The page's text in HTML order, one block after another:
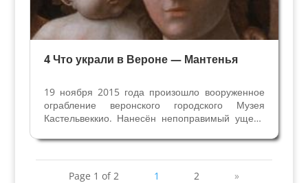
4 Что украли в Вероне — Мантенья
19 ноября 2015 года произошло вооруженное
ограбление веронского городского Музея
Кастельвеккио. Нанесён непоправимый ущерб
них знаменитые шедевры работы Пизанелло,
Андреа Мантенья, Беллини, Рубенса,
Тинторетто, Джованни...
Page 1 of 2 1 2 »